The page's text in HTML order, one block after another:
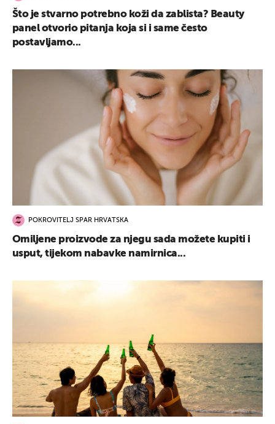
Što je stvarno potrebno koži da zablista? Beauty
panel otvorio pitanja koja si i same često
postavljamo...
POKROVITELJ SPAR HRVATSKA
Omiljene proizvode za njegu sada možete kupiti i
usput, tijekom nabavke namirnica...